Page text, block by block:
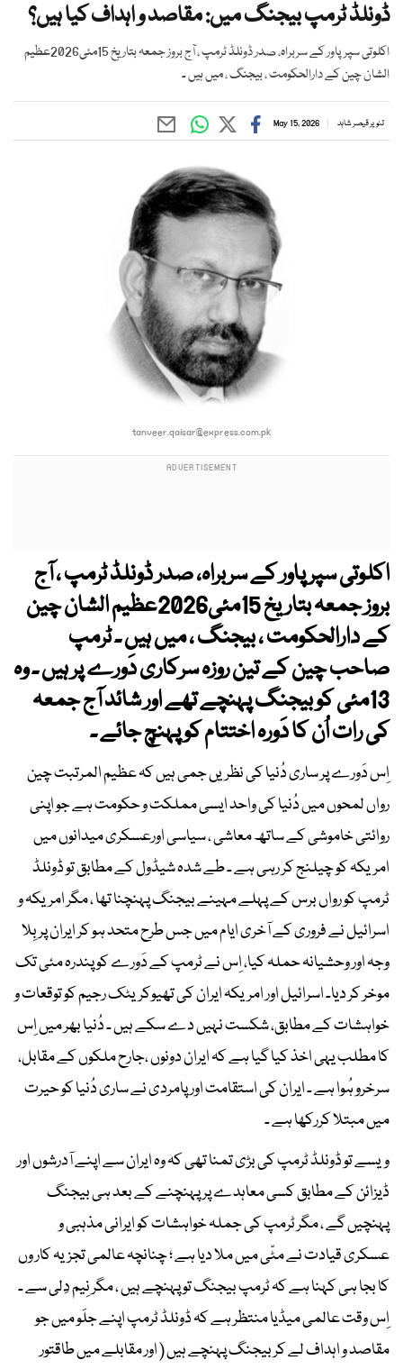
ڈونلڈ ٹرمپ بیجنگ میں: مقاصد و اہداف کیا ہیں؟
اکلوتی سپر پاور کے سربراہ، صدر ڈونلڈ ٹرمپ ، آج بروز جمعہ بتاریخ 15مئی2026عظیم
الشان چین کے دارالحکومت ، بیجنگ ، میں ہیں ۔
تنویر قیصر شاہد May 15, 2026
tanveer.qaisar@express.com.pk
اکلوتی سپر پاور کے سربراہ، صدر ڈونلڈ ٹرمپ ، آج
بروز جمعہ بتاریخ 15مئی2026عظیم الشان چین
کے دارالحکومت ، بیجنگ ، میں ہیں ۔ ٹرمپ
صاحب چین کے تین روزہ سرکاری دَورے پر ہیں ۔ وہ
13مئی کو بیجنگ پہنچے تھے اور شائد آج جمعہ
کی رات اُن کا دَورہ اختتام کو پہنچ جائے ۔
اِس دَورے پر ساری دُنیا کی نظریں جمی ہیں کہ عظیم المرتبت چین
رواں لمحوں میں دُنیا کی واحد ایسی مملکت و حکومت ہے جو اپنی
روائتی خاموشی کے ساتھ معاشی ، سیاسی اورعسکری میدانوں میں
امریکہ کو چیلنج کر رہی ہے ۔ طے شدہ شیڈول کے مطابق تو ڈونلڈ
ٹرمپ کو رواں برس کے پہلے مہینے بیجنگ پہنچنا تھا ، مگر امریکہ و
اسرائیل نے فروری کے آخری ایام میں جس طرح متحد ہو کر ایران پر بِلا
وجہ اور وحشیانہ حملہ کیا، اِس نے ٹرمپ کے دَورے کو پندرہ مئی تک
موخر کر دیا۔ اسرائیل اور امریکہ ایران کی تھیوکریٹک رجیم کو توقعات و
خواہشات کے مطابق، شکست نہیں دے سکے ہیں ۔ دُنیا بھر میں اِس
کا مطلب یہی اخذ کیا گیا ہے کہ ایران دونوں ،جارح ملکوں کے مقابل،
سرخرو ہُوا ہے ۔ ایران کی استقامت اور پامردی نے ساری دُنیا کو حیرت
میں مبتلا کررکھا ہے ۔
ویسے تو ڈونلڈ ٹرمپ کی بڑی تمنا تھی کہ وہ ایران سے اپنے آدرشوں اور
ڈیزائن کے مطابق کسی معاہدے پر پہنچنے کے بعد ہی بیجنگ
پہنچیں گے ، مگر ٹرمپ کی جملہ خواہشات کو ایرانی مذہبی و
عسکری قیادت نے مٹّی میں ملا دیا ہے ؛ چنانچہ عالمی تجزیہ کار وں
کا بجا ہی کہنا ہے کہ ٹرمپ بیجنگ تو پہنچے ہیں ، مگر نِیم دِلی سے ۔
اِس وقت عالمی میڈیا منتظر ہے کہ ڈونلڈ ٹرمپ اپنے جلَو میں جو
مقاصد و اہداف لے کر بیجنگ پہنچے ہیں ( اور مقابلے میں طاقتور